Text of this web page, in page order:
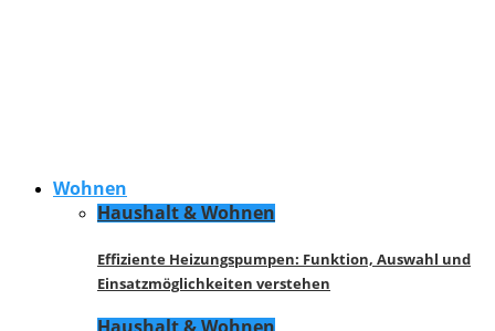
Wohnen
Haushalt & Wohnen
Effiziente Heizungspumpen: Funktion, Auswahl und
Einsatzmöglichkeiten verstehen